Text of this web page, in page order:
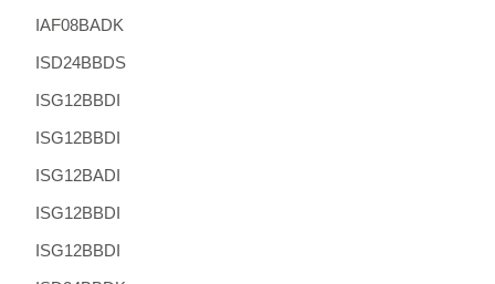
IAF08BADK
ISD24BBDS
ISG12BBDI
ISG12BBDI
ISG12BADI
ISG12BBDI
ISG12BBDI